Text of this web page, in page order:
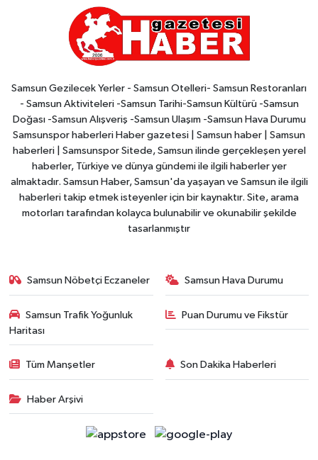
Samsun Gezilecek Yerler - Samsun Otelleri- Samsun Restoranları
- Samsun Aktiviteleri -Samsun Tarihi-Samsun Kültürü -Samsun
Doğası -Samsun Alışveriş -Samsun Ulaşım -Samsun Hava Durumu
Samsunspor haberleri Haber gazetesi | Samsun haber | Samsun
haberleri | Samsunspor Sitede, Samsun ilinde gerçekleşen yerel
haberler, Türkiye ve dünya gündemi ile ilgili haberler yer
almaktadır. Samsun Haber, Samsun'da yaşayan ve Samsun ile ilgili
haberleri takip etmek isteyenler için bir kaynaktır. Site, arama
motorları tarafından kolayca bulunabilir ve okunabilir şekilde
tasarlanmıştır
Samsun Nöbetçi Eczaneler Samsun Hava Durumu
Samsun Trafik Yoğunluk
Haritası
Puan Durumu ve Fikstür
Tüm Manşetler Son Dakika Haberleri
Haber Arşivi